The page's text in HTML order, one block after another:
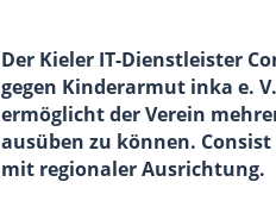
Der Kieler IT-Dienstleister
gegen Kinderarmut inka e.
ermöglicht der Verein
ausüben zu können.
mit regionaler Ausrichtung.